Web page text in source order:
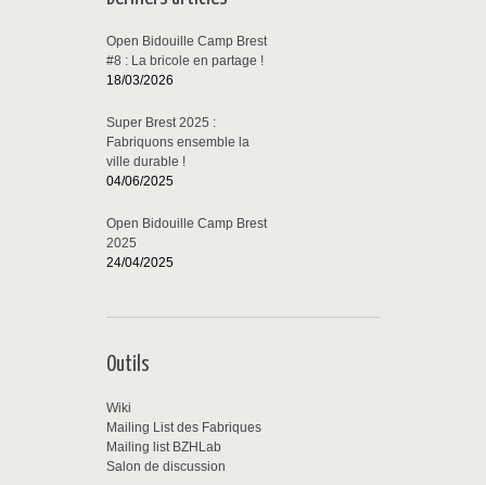
Open Bidouille Camp Brest
#8 : La bricole en partage !
18/03/2026
Super Brest 2025 :
Fabriquons ensemble la
ville durable !
04/06/2025
Open Bidouille Camp Brest
2025
24/04/2025
Outils
Wiki
Mailing List des Fabriques
Mailing list BZHLab
Salon de discussion